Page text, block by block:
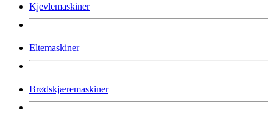
Kjevlemaskiner
Eltemaskiner
Brødskjæremaskiner